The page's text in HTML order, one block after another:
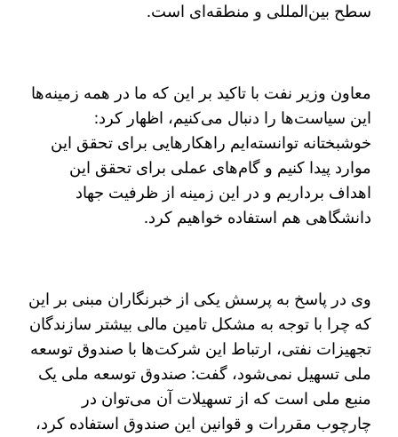
سطح بین‌المللی و منطقه‌ای است.
معاون وزیر نفت با تاکید بر این که ما در همه زمینه‌ها
این سیاست‌ها را دنبال می‌کنیم، اظهار کرد:
خوشبختانه توانسته‌ایم راهکارهایی برای تحقق این
موارد پیدا کنیم و گام‌های عملی برای تحقق این
اهداف برداریم و در این زمینه از ظرفیت جهاد
دانشگاهی هم استفاده خواهیم کرد.
وی در پاسخ به پرسش یکی از خبرنگاران مبنی بر این
که چرا با توجه به مشکل تامین مالی بیشتر سازندگان
تجهیزات نفتی، ارتباط این شرکت‌ها با صندوق توسعه
ملی تسهیل نمی‌شود، گفت: صندوق توسعه ملی یک
منبع ملی است که از تسهیلات آن می‌توان در
چارچوب مقررات و قوانین این صندوق استفاده کرد،